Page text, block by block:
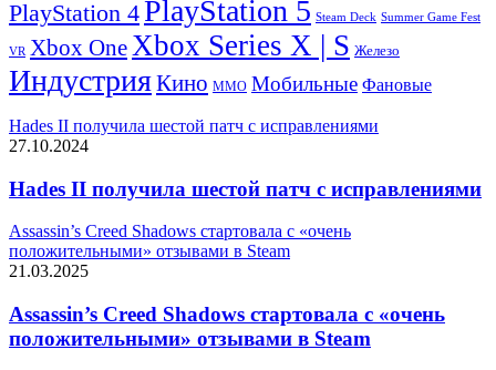
PlayStation 4PlayStation 5 Steam Deck Summer Game Fest
VR Xbox OneXbox Series X | S Железо
ИндустрияКино ММО Мобильные Фановые
Hades II получила шестой патч с исправлениями
27.10.2024
Hades II получила шестой патч с исправлениями
Assassin’s Creed Shadows стартовала с «очень
положительными» отзывами в Steam
21.03.2025
Assassin’s Creed Shadows стартовала с «очень
положительными» отзывами в Steam